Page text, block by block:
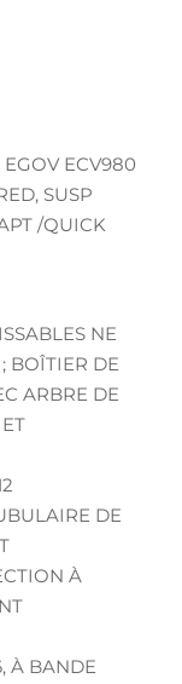
ECV980
SUSP
/QUICK
NE
BOÎTIER DE
ARBRE DE
DE
À
À BANDE